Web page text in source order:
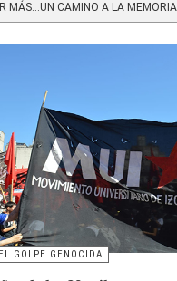
MÁS…UN CAMINO A LA
GOLPE GENOCIDA